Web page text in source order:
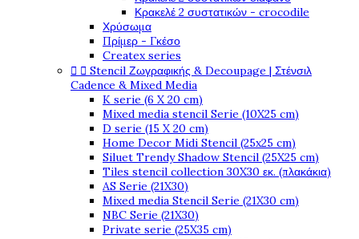
Κρακελέ 2 συστατικών - crocodile
Χρύσωμα
Πρίμερ - Γκέσο
Createx series
  Stencil Ζωγραφικής & Decoupage | Στένσιλ
Cadence & Mixed Media
K serie (6 X 20 cm)
Mixed media stencil Serie (10X25 cm)
D serie (15 X 20 cm)
Home Decor Midi Stencil (25x25 cm)
Siluet Trendy Shadow Stencil (25X25 cm)
Tiles stencil collection 30X30 εκ. (πλακάκια)
AS Serie (21X30)
Mixed media Stencil Serie (21X30 cm)
NBC Serie (21X30)
Private serie (25X35 cm)